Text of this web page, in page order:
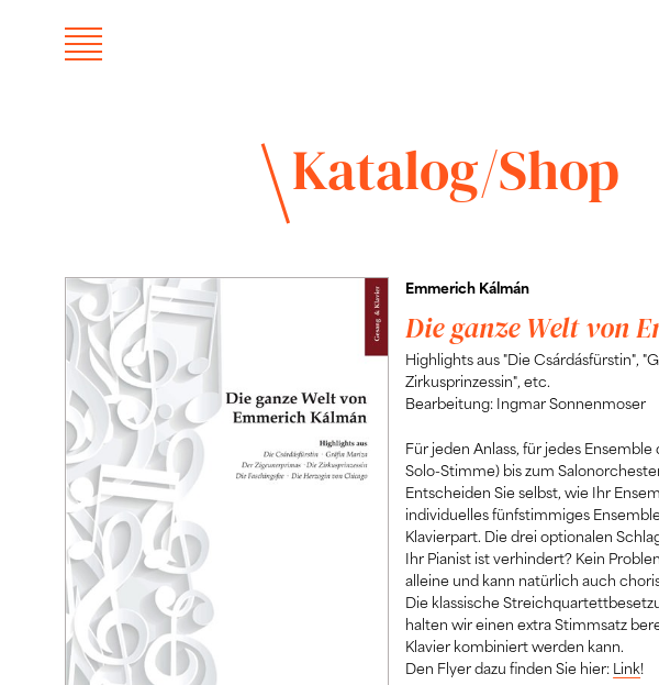
Katalog/Shop
Emmerich Kálmán
Die ganze Welt von
Highlights aus "Die Csárdásfürstin",
Zirkusprinzessin", etc.
Bearbeitung: Ingmar Sonnenmoser
Für jeden Anlass, für jedes
Solo-Stimme) bis zum
Entscheiden Sie selbst, wie Ihr
individuelles fünfstimmiges
Klavierpart. Die drei optionalen
Ihr Pianist ist verhindert? Kein
alleine und kann natürlich auch
Die klassische
halten wir einen extra Stimmsatz
Klavier kombiniert werden kann.
Den Flyer dazu finden Sie hier: Link!